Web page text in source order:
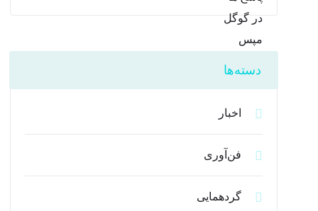
دسته‌ها
اخبار
فن‌آوری
گردهمایی